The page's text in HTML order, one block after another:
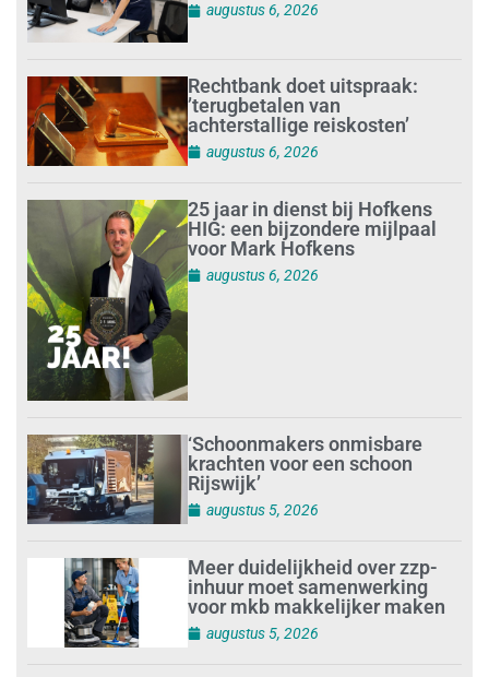
augustus 6, 2026
Rechtbank doet uitspraak:
’terugbetalen van
achterstallige reiskosten’
augustus 6, 2026
25 jaar in dienst bij Hofkens
HIG: een bijzondere mijlpaal
voor Mark Hofkens
augustus 6, 2026
‘Schoonmakers onmisbare
krachten voor een schoon
Rijswijk’
augustus 5, 2026
Meer duidelijkheid over zzp-
inhuur moet samenwerking
voor mkb makkelijker maken
augustus 5, 2026